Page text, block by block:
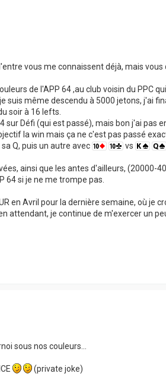
vous me connaissent déjà, mais
de l'APP 64 ,au club voisin du PPC
suis même descendu à 5000 jetons, j'ai
soir à 16 lefts.
Défi (qui est passé), mais bon j'ai pas
la win mais ça ne c'est pas passé
Q, puis un autre avec
vs
ainsi que les antes d'ailleurs, (20000-
64 si je ne me trompe pas.
en Avril pour la dernière semaine, où
attendant, je continue de m'exercer un
sous nos couleurs...
(private joke)